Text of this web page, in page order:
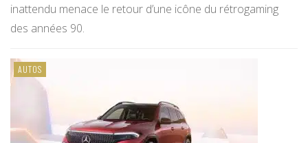
inattendu menace le retour d’une icône du rétrogaming
des années 90.
AUTOS